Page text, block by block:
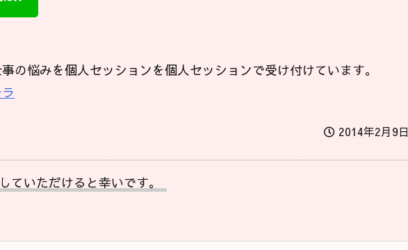
の悩みを個人セッションを個人セッションで受け付けています。
2014年2月9日
ていただけると幸いです。